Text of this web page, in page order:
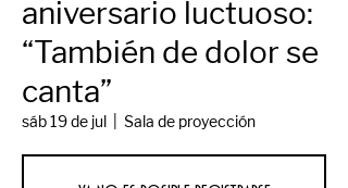
aniversario luctuoso:
“También de dolor se
canta”
sáb 19 de jul Sala de proyección